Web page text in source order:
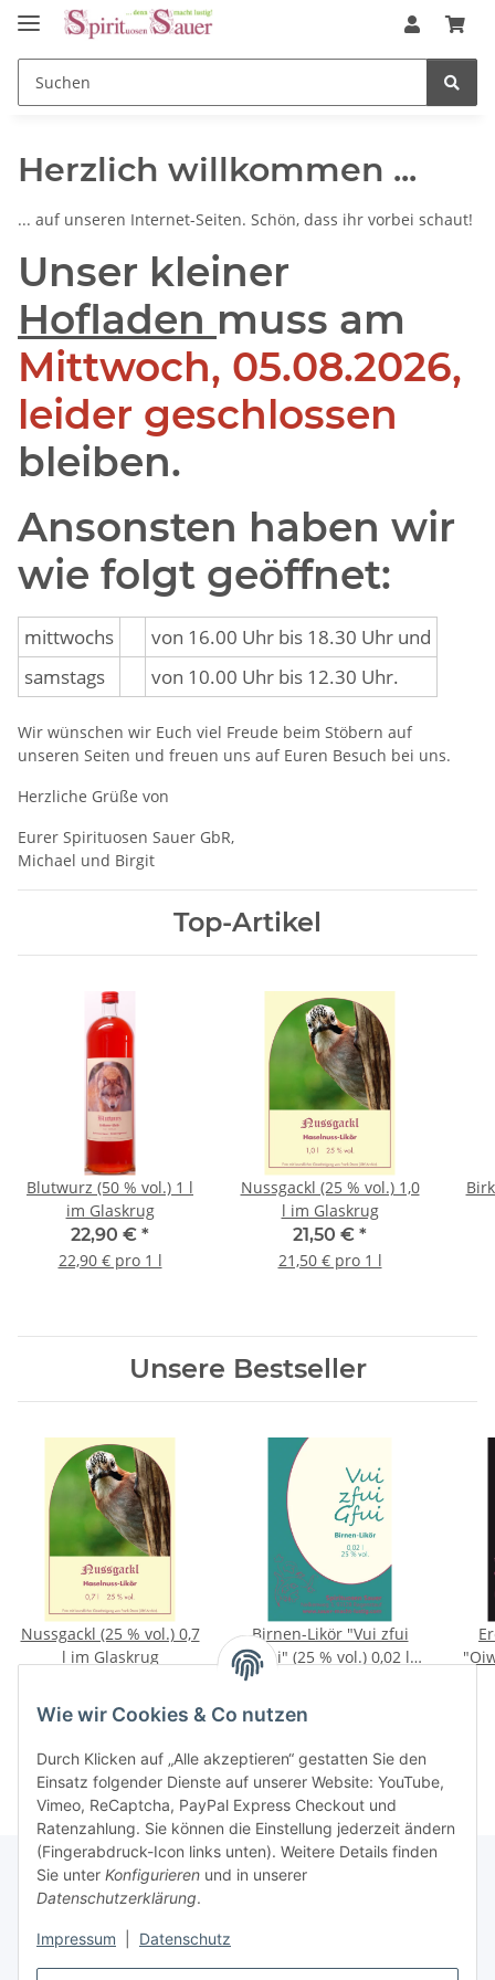
Wie wir Cookies & Co nutzen
Durch Klicken auf „Alle akzeptieren“ gestatten Sie den
Einsatz folgender Dienste auf unserer Website: YouTube,
Vimeo, ReCaptcha, PayPal Express Checkout und
Ratenzahlung. Sie können die Einstellung jederzeit ändern
(Fingerabdruck-Icon links unten). Weitere Details finden
Sie unter Konfigurieren und in unserer
Datenschutzerklärung.
Impressum Datenschutz
Herzlich willkommen ...
... auf unseren Internet-Seiten. Schön, dass ihr vorbei schaut!
Unser kleiner
Hofladen muss am
Mittwoch, 05.08.2026,
leider geschlossen
bleiben.
Ansonsten haben wir
wie folgt geöffnet:
mittwochs
von 16.00 Uhr bis 18.30 Uhr und
samstags
von 10.00 Uhr bis 12.30 Uhr.
Wir wünschen wir Euch viel Freude beim Stöbern auf
unseren Seiten und freuen uns auf Euren Besuch bei uns.
Herzliche Grüße von
Eurer Spirituosen Sauer GbR,
Michael und Birgit
Top-Artikel
Blutwurz (50 % vol.) 1 l
im Glaskrug
22,90 € *
22,90 € pro 1 l
Nussgackl (25 % vol.) 1,0
l im Glaskrug
21,50 € *
21,50 € pro 1 l
Unsere Bestseller
Nussgackl (25 % vol.) 0,7
l im Glaskrug
22,71 € pro 1 l
Birnen-Likör "Vui zfui
Gfui" (25 % vol.) 0,02 l
70,00 € pro 1 l